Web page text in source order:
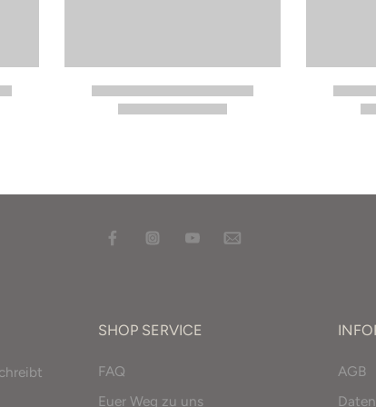
SHOP SERVICE
FAQ
Euer Weg zu uns
AGB